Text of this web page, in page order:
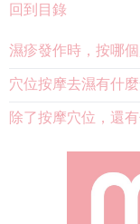
回到目錄
濕疹發作時，按哪
穴位按摩去濕有什
除了按摩穴位，還